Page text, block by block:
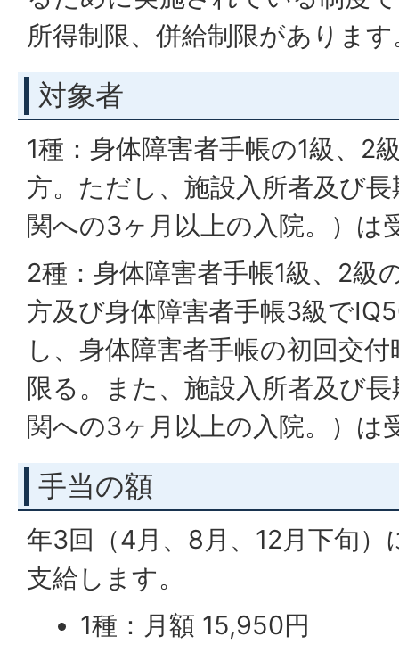
所得制限、併給制限があります
対象者
1種：身体障害者手帳の1級、2
方。ただし、施設入所者及び
関への3ヶ月以上の入院。）は
2種：身体障害者手帳1級、2級
方及び身体障害者手帳3級で
し、身体障害者手帳の初回交
限る。また、施設入所者及び
関への3ヶ月以上の入院。）は
手当の額
年3回（4月、8月、12月下旬）
支給します。
1種：月額 15,950円